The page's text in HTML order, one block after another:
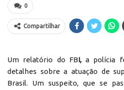
0
Compartilhar
Um relatório do FBI,a polícia
detalhes sobre a atuação de
Brasil. Um suspeito, que se